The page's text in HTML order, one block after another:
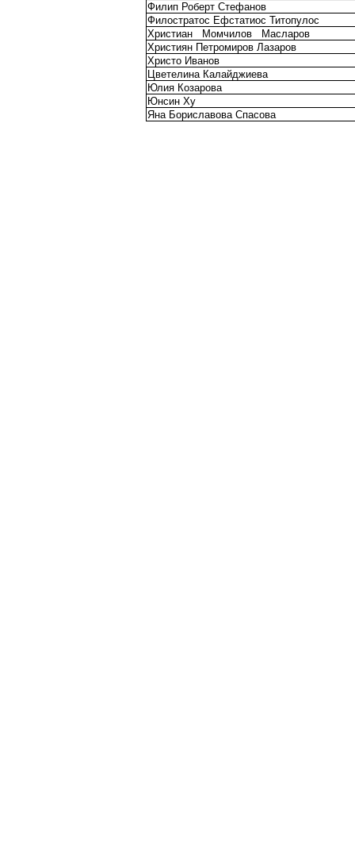
Филип Роберт Стефанов
Филостратос Ефстатиос Титопулос
Христиан
Момчилов
Масларов
Християн Петромиров Лазаров
Христо Иванов
Цветелина Калайджиева
Юлия Козарова
Юнсин Ху
Яна Бориславова Спасова